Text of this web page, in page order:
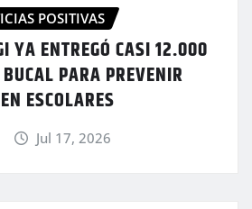
POSITIVAS
YA ENTREGÓ CASI 12.000
PARA PREVENIR
ESCOLARES
Jul 17, 2026